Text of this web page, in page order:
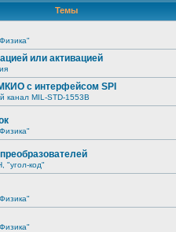
Темы
или активацией
с интерфейсом SPI
канал MIL-STD-1553B
код"